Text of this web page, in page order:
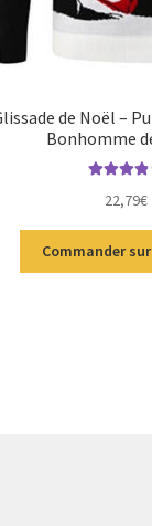
de Noël –
Bonhomme
sur 5
22,79€
Commander